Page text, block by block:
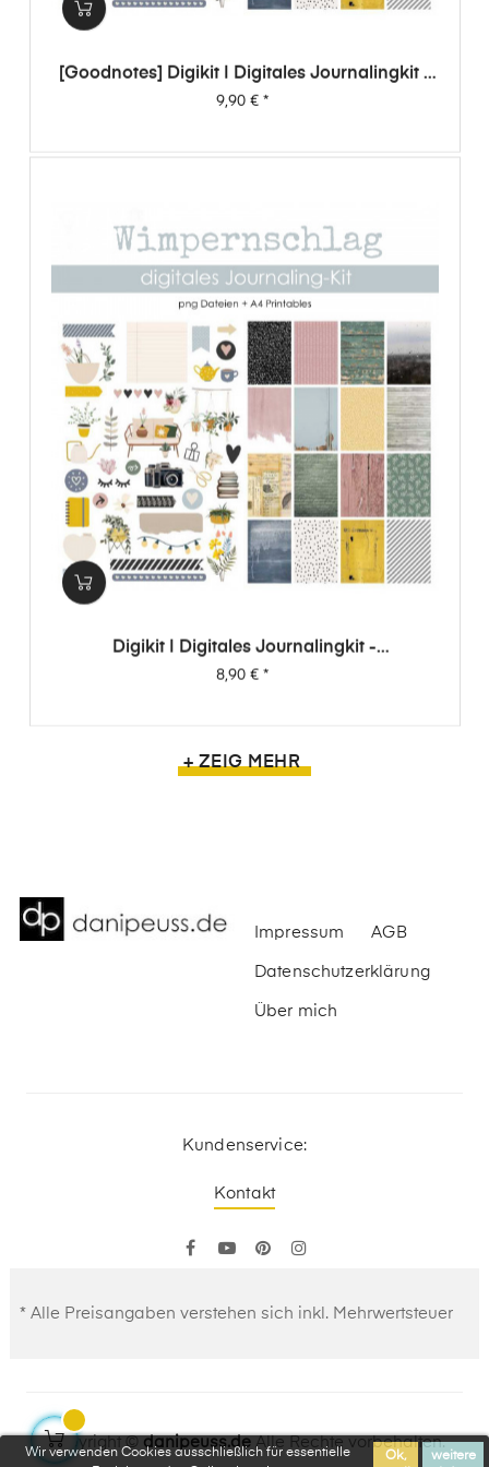
Wir verwenden Cookies ausschließlich für essentielle
Ok, weitere
[Goodnotes] Digikit | Digitales Journalingkit -
Wimpernschlag
Preis
9,90 €*
Digikit | Digitales Journalingkit -
Wimpernschlag
8,90 €*
+ ZEIG MEHR
Impressum AGB
Datenschutzerklärung
Über mich
Kundenservice:
Kontakt
FacebookYouTubePinterest
* Alle Preisangaben verstehen sich inkl. Mehrwertsteuer
Copyright © danipeuss.deAlle Rechte vorbehalten.